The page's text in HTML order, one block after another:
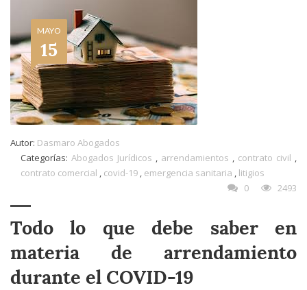
MAYO
15
Autor: Dasmaro Abogados
Categorías: Abogados Jurídicos , arrendamientos , contrato civil ,
contrato comercial , covid-19 , emergencia sanitaria , litigios
0
2493
Todo lo que debe saber en
materia de arrendamiento
durante el COVID-19